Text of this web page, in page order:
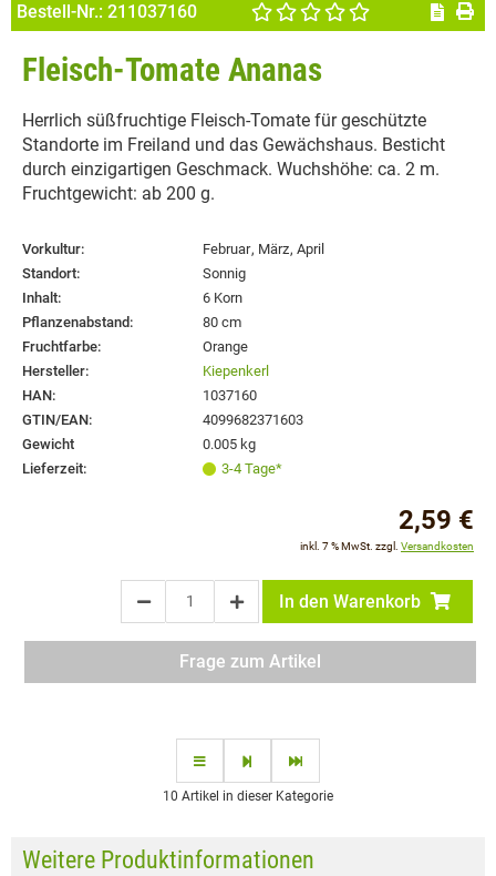
Bestell-Nr.: 211037160
Fleisch-Tomate Ananas
Herrlich süßfruchtige Fleisch-Tomate für geschützte
Standorte im Freiland und das Gewächshaus. Besticht
durch einzigartigen Geschmack. Wuchshöhe: ca. 2 m.
Fruchtgewicht: ab 200 g.
Vorkultur: Februar, März, April
Standort:
Sonnig
Inhalt:
6 Korn
Pflanzenabstand:
80 cm
Fruchtfarbe:
Orange
Hersteller:
Kiepenkerl
HAN:
1037160
GTIN/EAN:
4099682371603
Gewicht
0.005 kg
Lieferzeit:
3-4 Tage*
2,59 €
inkl. 7 % MwSt. zzgl. Versandkosten
In den Warenkorb
Frage zum Artikel
10 Artikel in dieser Kategorie
Weitere Produktinformationen